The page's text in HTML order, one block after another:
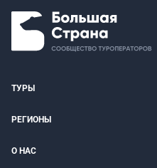
ТУРЫ
РЕГИОНЫ
О НАС